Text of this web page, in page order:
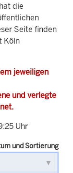
die
Seite finden
Köln
jeweiligen
und verlegte
Uhr
und Sortierung